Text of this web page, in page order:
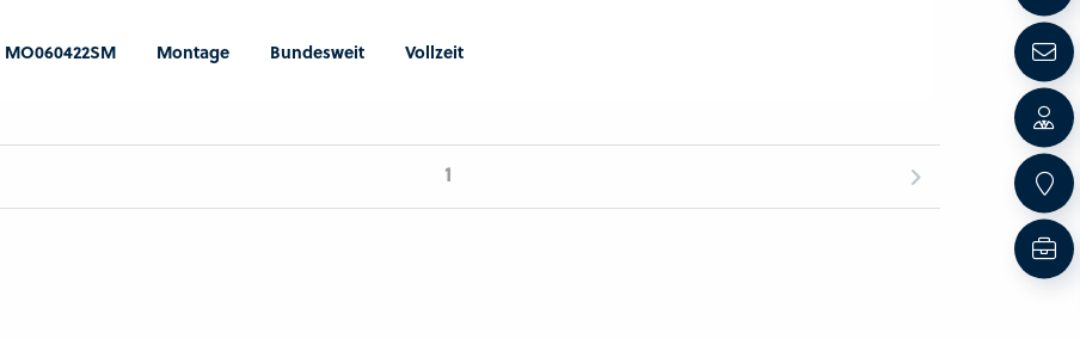
MO060422SM Montage Bundesweit Vollzeit
1